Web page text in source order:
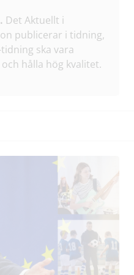
Det Aktuellt i
publicerar i tidning,
ska vara
hålla hög kvalitet.